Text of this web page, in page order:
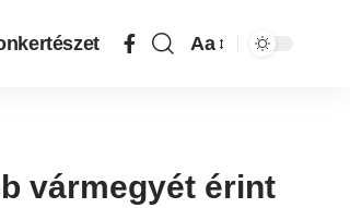
Aa
vármegyét érint